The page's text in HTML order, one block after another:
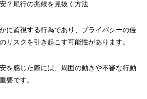
？尾行の兆候を見抜く方法
に監視する行為であり、プライバシーの侵
リスクを引き起こす可能性があります。
を感じた際には、周囲の動きや不審な行動
要です。